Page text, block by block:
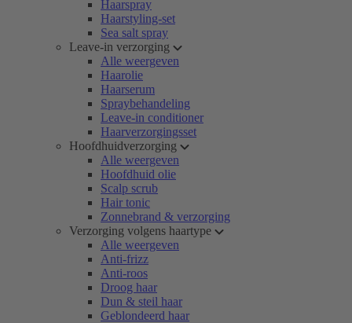
Haarspray
Haarstyling-set
Sea salt spray
Leave-in verzorging
Alle weergeven
Haarolie
Haarserum
Spraybehandeling
Leave-in conditioner
Haarverzorgingsset
Hoofdhuidverzorging
Alle weergeven
Hoofdhuid olie
Scalp scrub
Hair tonic
Zonnebrand & verzorging
Verzorging volgens haartype
Alle weergeven
Anti-frizz
Anti-roos
Droog haar
Dun & steil haar
Geblondeerd haar